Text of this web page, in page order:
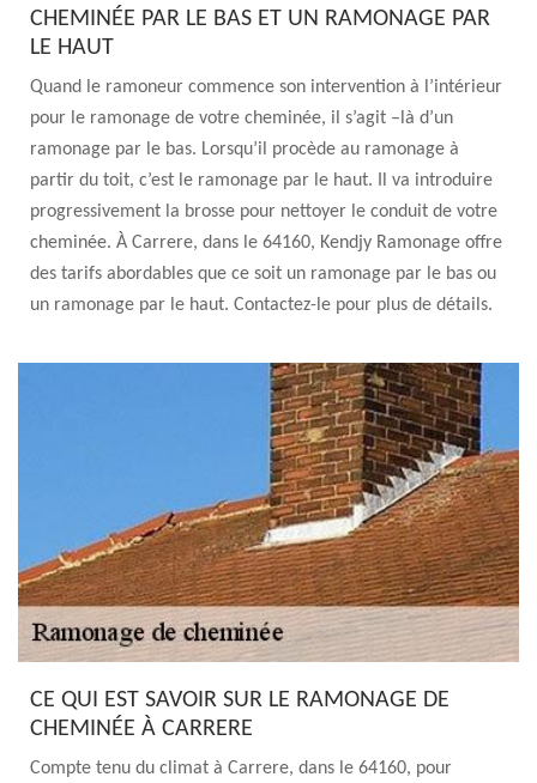
CHEMINÉE PAR LE BAS ET UN RAMONAGE PAR
LE HAUT
Quand le ramoneur commence son intervention à l’intérieur
pour le ramonage de votre cheminée, il s’agit –là d’un
ramonage par le bas. Lorsqu’il procède au ramonage à
partir du toit, c’est le ramonage par le haut. Il va introduire
progressivement la brosse pour nettoyer le conduit de votre
cheminée. À Carrere, dans le 64160, Kendjy Ramonage offre
des tarifs abordables que ce soit un ramonage par le bas ou
un ramonage par le haut. Contactez-le pour plus de détails.
CE QUI EST SAVOIR SUR LE RAMONAGE DE
CHEMINÉE À CARRERE
Compte tenu du climat à Carrere, dans le 64160, pour